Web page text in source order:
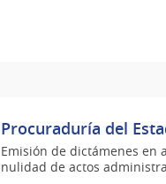
Procuraduría del
Emisión de dictámenes en
nulidad de actos